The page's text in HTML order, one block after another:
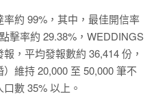
約 99%，其中，最佳開信率
擊率約 29.38%，WEDDINGS
，平均發報數約 36,414 份，
維持 20,000 至 50,000 筆不
數 35% 以上。